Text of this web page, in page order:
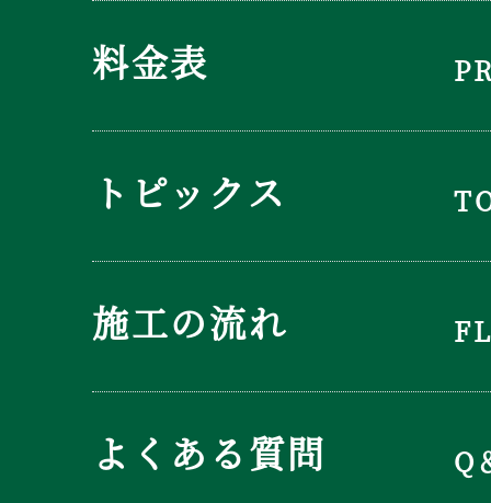
料金表
トピックス
施工の流れ
よくある質問 Q